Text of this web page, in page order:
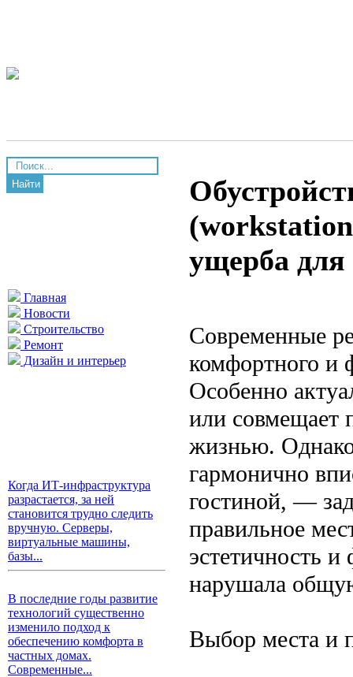
Найти
Главная
Новости
Строительство
Ремонт
Дизайн и интерьер
Когда ИТ-инфраструктура
разрастается, за ней
становится трудно следить
вручную. Серверы,
виртуальные машины,
базы...
В последние годы развитие
технологий существенно
изменило подход к
обеспечению комфорта в
частных домах.
Современные...
ущерба для
Современные
комфортного и
Особенно
или совмещает
жизнью. Однако
гармонично
гостиной, —
правильное
эстетичность
нарушала
Выбор места и